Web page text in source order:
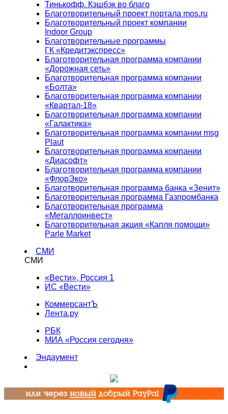
Тинькофф. Кэшбэк во благо
Благотворительный проект портала mos.ru
Благотворительный проект компании
Indoor Group
Благотворительные программы
ГК «Кредитэкспресс»
Благотворительная программа компании
«Дорожная сеть»
Благотворительная программа компании
«Болта»
Благотворительная программа компании
«Квартал-18»
Благотворительная программа компании
«Галактика»
Благотворительная программа компании msg
Plaut
Благотворительная программа компании
«Диасофт»
Благотворительная программа компании
«ФлорЭко»
Благотворительная программа банка «Зенит»
Благотворительная программа Газпромбанка
Благотворительная программа
«Металлоинвест»
Благотворительная акция «Капля помощи»
Parle Market
СМИ
СМИ
«Вести», Россия 1
ИС «Вести»
КоммерсантЪ
Лента.ру
РБК
МИА «Россия сегодня»
Эндаумент